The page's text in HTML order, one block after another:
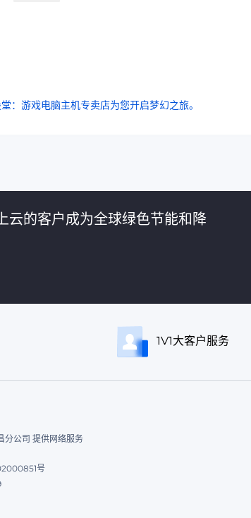
：游戏电脑主机专卖店为您开启梦幻之旅。
云的客户成为全球绿色节能和降
1V1大客户服务
分公司 提供网络服务
号